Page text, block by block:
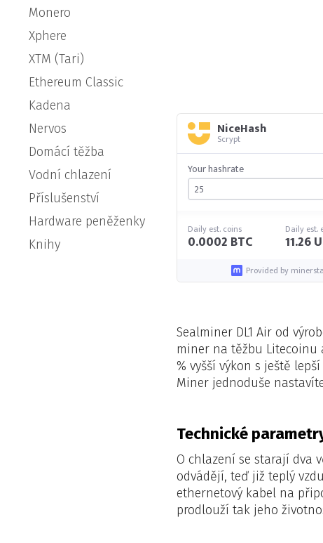
Monero
Xphere
XTM (Tari)
Ethereum Classic
Kadena
Nervos
Domácí těžba
Vodní chlazení
Příslušenství
Hardware peněženky
Knihy
NiceHash
Scrypt
Your hashrate
Daily est. coins
0.0002 BTC
Daily est.
11.26
Provided by
Sealminer DL1 Air od
miner na těžbu Litecoinu
% vyšší výkon s ještě
Miner jednoduše
Technické
O chlazení se starají dva
odvádějí, teď již teplý
ethernetový kabel na
prodlouží tak jeho